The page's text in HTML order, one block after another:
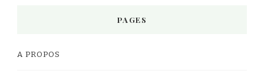
PAGES
A PROPOS